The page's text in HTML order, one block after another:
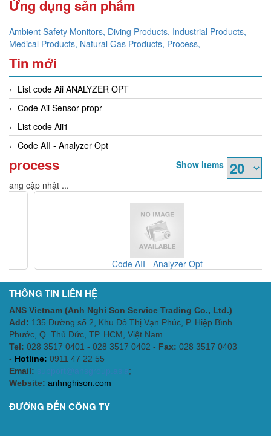
Ứng dụng sản phẩm
Ambient Safety Monitors, Diving Products, Industrial Products,
Medical Products, Natural Gas Products, Process,
Tin mới
List code Aii ANALYZER OPT
Code Aii Sensor propr
List code Aii1
Code AII - Analyzer Opt
process
Show items
Đang cập nhật ...
Code AII - Analyzer Opt
THÔNG TIN LIÊN HỆ
ANS Vietnam (Anh Nghi Son Service Trading Co., Ltd.)
Add: 135 Đường số 2, Khu Đô Thị Vạn Phúc, P. Hiệp Bình
Phước, Q. Thủ Đức, TP. HCM , Việt Nam
Tel: 028 3517 0401 - 028 3517 0402 - Fax: 028 3517 0403
- Hotline: 0911 47 22 55
Email: support@ansgroup.asia ;
Website: anhnghison.com
ĐƯỜNG ĐẾN CÔNG TY